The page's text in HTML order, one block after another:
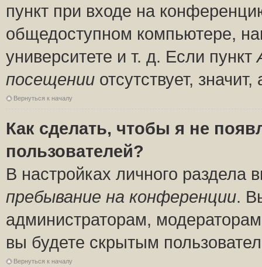
пункт при входе на
общедоступном компьютере,
университете и т. д. Если пункт
посещении отсутствует,
Вернуться к началу
Как сделать, чтобы я не
пользователей?
В настройках личного
пребывание на конференции.
администраторам,
вы будете скрытым
Вернуться к началу